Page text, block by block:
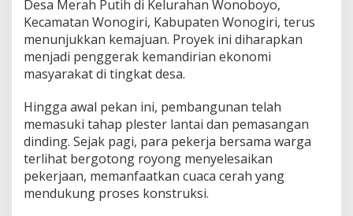
a
s
i
D
e
s
d
i
W
o
n
o
g
Desa Merah Putih di Kelurahan Wonoboyo,
Kecamatan Wonogiri, Kabupaten Wonogiri, terus
menunjukkan kemajuan. Proyek ini diharapkan
menjadi penggerak kemandirian ekonomi
masyarakat di tingkat desa.
Hingga awal pekan ini, pembangunan telah
memasuki tahap plester lantai dan pemasangan
dinding. Sejak pagi, para pekerja bersama warga
terlihat bergotong royong menyelesaikan
pekerjaan, memanfaatkan cuaca cerah yang
mendukung proses konstruksi.